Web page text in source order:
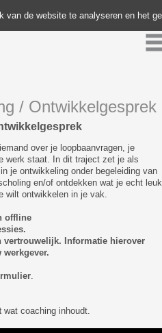
van de website te analyseren en het
/ Ontwikkelgesprek
over je loopbaanvragen, je
werk staat. In dit traject zet je als
je ontwikkeling onder begeleiding van
en/of ontdekken wat je echt leuk
wilt ontwikkelen in je vak.
offline
vertrouwelijk. Informatie hierover
.
wat coaching inhoudt.